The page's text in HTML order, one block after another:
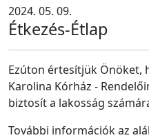
TAB
2024. 05. 09.
Étkezés-Étlap
Ezúton értesítjük Önöket,
Karolina Kórház -
biztosít a lakosság
További információk az